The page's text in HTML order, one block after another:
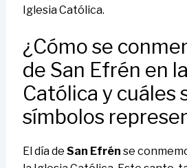
Iglesia Católica.
¿Cómo se
de San Efrén en
Católica y cuáles
símbolos
El día de San Efrén se